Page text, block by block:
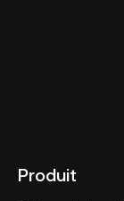
Produit